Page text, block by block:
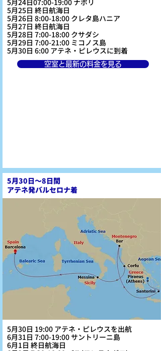
5月24日07:00-19:00 ナポリ
5月25日 終日航海日
5月26日 8:00-18:00 クレタ島ハニア
5月27日 終日航海日
5月28日 7:00-18:00 クサダシ
5月29日 7:00-21:00 ミコノス島
5月30日 6:00 アテネ・ピレウスに到着
空室と最新の料金を見る
5月30日～8日間
アテネ発バルセロナ着
5月30日 19:00 アテネ・ピレウスを出航
6月31日 7:00-19:00 サントリーニ島
6月1日 終日航海日